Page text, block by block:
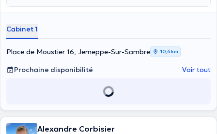
Cabinet 1
Place de Moustier 16, Jemeppe-Sur-Sambre 10,6 km
Prochaine disponibilité Voir tout
Alexandre Corbisier